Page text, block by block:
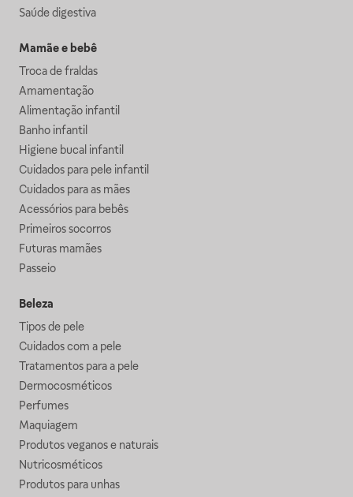
Saúde digestiva
Mamãe e bebê
Troca de fraldas
Amamentação
Alimentação infantil
Banho infantil
Higiene bucal infantil
Cuidados para pele infantil
Cuidados para as mães
Acessórios para bebês
Primeiros socorros
Futuras mamães
Passeio
Beleza
Tipos de pele
Cuidados com a pele
Tratamentos para a pele
Dermocosméticos
Perfumes
Maquiagem
Produtos veganos e naturais
Nutricosméticos
Produtos para unhas